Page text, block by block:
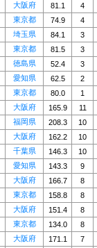
大阪府 81.1 4
東京都 74.9 4
埼玉県 84.1 3
東京都 81.5 3
徳島県 52.4 3
愛知県 62.5 2
東京都 80.0 1
大阪府 165.9 11
福岡県 208.3 10
大阪府 162.2 10
千葉県 146.3 10
愛知県 143.3 9
大阪府 166.7 8
東京都 158.8 8
大阪府 151.4 8
東京都 134.0 8
大阪府 171.1 7